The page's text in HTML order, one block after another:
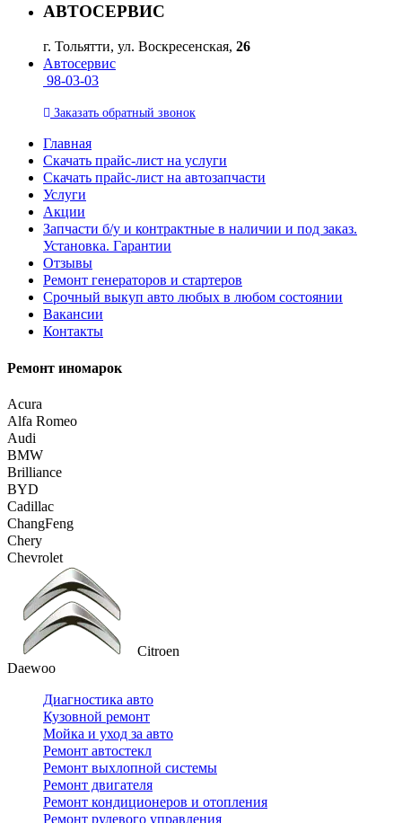
АВТОСЕРВИС
г. Тольятти, ул. Воскресенская, 26
Автосервис
98-03-03
Заказать обратный звонок
Главная
Скачать прайс-лист на услуги
Скачать прайс-лист на автозапчасти
Услуги
Акции
Запчасти б/у и контрактные в наличии и под заказ.
Установка. Гарантии
Отзывы
Ремонт генераторов и стартеров
Cрочный выкуп авто любых в любом состоянии
Вакансии
Контакты
Ремонт иномарок
Acura
Alfa Romeo
Audi
BMW
Brilliance
BYD
Cadillac
ChangFeng
Chery
Chevrolet
Citroen
Daewoo
Диагностика авто
Кузовной ремонт
Мойка и уход за авто
Ремонт автостекл
Ремонт выхлопной системы
Ремонт двигателя
Ремонт кондиционеров и отопления
Ремонт рулевого управления